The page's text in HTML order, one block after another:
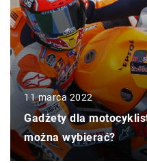
11 marca 2022
Gadżety dla
można wybierać?